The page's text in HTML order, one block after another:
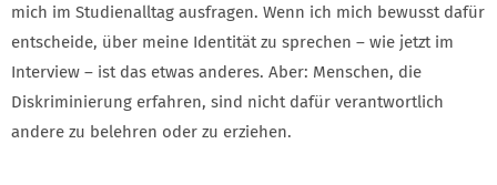
mich im Studienalltag ausfragen. Wenn ich mich bewusst dafür
entscheide, über meine Identität zu sprechen – wie jetzt im
Interview – ist das etwas anderes. Aber: Menschen, die
Diskriminierung erfahren, sind nicht dafür verantwortlich
andere zu belehren oder zu erziehen.